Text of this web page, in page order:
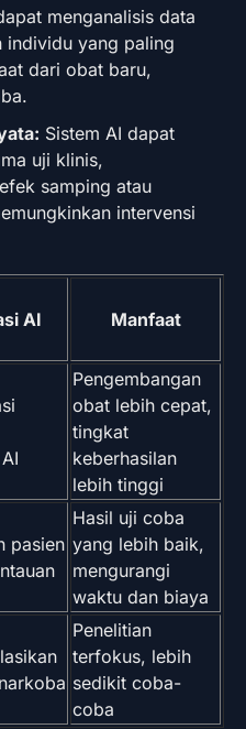
menganalisis data
individu yang paling
dari obat baru,
Sistem AI dapat
uji klinis,
samping atau
intervensi
AI Manfaat
Pengembangan
obat lebih cepat,
tingkat
keberhasilan
lebih tinggi
pasien
Hasil uji coba
yang lebih baik,
mengurangi
waktu dan biaya
Penelitian
terfokus, lebih
sedikit coba-
coba